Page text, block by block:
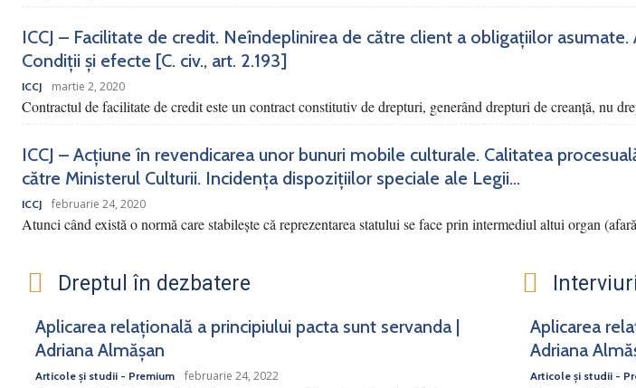
ICCJ – Facilitate de credit. Neîndeplinirea de către client a obligațiilor
Condiții și efecte [C. civ., art. 2.193]
ICCJ martie 2, 2020
Contractul de facilitate de credit este un contract constitutiv de drepturi, generând drepturi de creanță, nu
ICCJ – Acțiune în revendicarea unor bunuri mobile culturale. Calitatea
către Ministerul Culturii. Incidența dispozițiilor speciale ale Legii...
ICCJ februarie 24, 2020
Atunci când există o normă care stabilește că reprezentarea statului se face prin intermediul altui organ
Dreptul în dezbatere
Aplicarea relațională a principiului pacta sunt servanda |
Adriana Almășan
Articole și studii - Premium februarie 24, 2022
Interviuri
Aplicarea
Adriana
Articole și studii -